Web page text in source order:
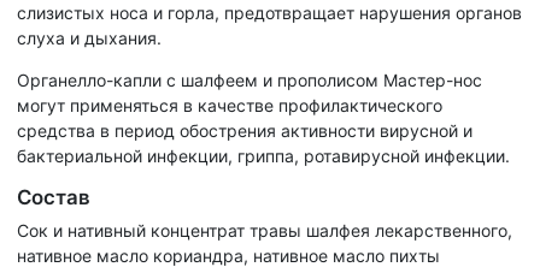
слизистых носа и горла, предотвращает нарушения органов
слуха и дыхания.
Органелло-капли с шалфеем и прополисом Мастер-нос
могут применяться в качестве профилактического
средства в период обострения активности вирусной и
бактериальной инфекции, гриппа, ротавирусной инфекции.
Состав
Сок и нативный концентрат травы шалфея лекарственного,
нативное масло кориандра, нативное масло пихты